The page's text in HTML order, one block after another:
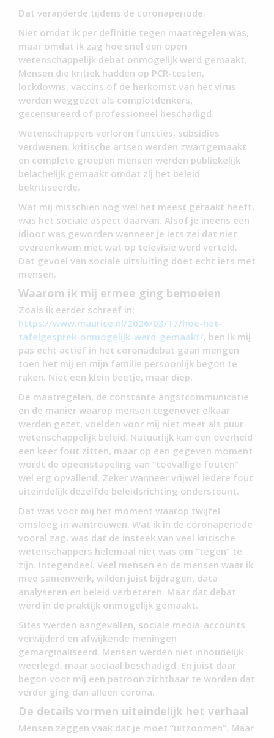
Dat veranderde tijdens de coronaperiode.
Niet omdat ik per definitie tegen maatregelen was,
maar omdat ik zag hoe snel een open
wetenschappelijk debat onmogelijk werd gemaakt.
Mensen die kritiek hadden op PCR-testen,
lockdowns, vaccins of de herkomst van het virus
werden weggezet als complotdenkers,
gecensureerd of professioneel beschadigd.
Wetenschappers verloren functies, subsidies
verdwenen, kritische artsen werden zwartgemaakt
en complete groepen mensen werden publiekelijk
belachelijk gemaakt omdat zij het beleid
bekritiseerde.
Wat mij misschien nog wel het meest geraakt heeft,
was het sociale aspect daarvan. Alsof je ineens een
idioot was geworden wanneer je iets zei dat niet
overeenkwam met wat op televisie werd verteld.
Dat gevoel van sociale uitsluiting doet echt iets met
mensen.
Waarom ik mij ermee ging bemoeien
Zoals ik eerder schreef in:
https://www.maurice.nl/2026/03/17/hoe-het-
tafelgesprek-onmogelijk-werd-gemaakt/, ben ik mij
pas echt actief in het coronadebat gaan mengen
toen het mij en mijn familie persoonlijk begon te
raken. Niet een klein beetje, maar diep.
De maatregelen, de constante angstcommunicatie
en de manier waarop mensen tegenover elkaar
werden gezet, voelden voor mij niet meer als puur
wetenschappelijk beleid. Natuurlijk kan een overheid
een keer fout zitten, maar op een gegeven moment
wordt de opeenstapeling van “toevallige fouten”
wel erg opvallend. Zeker wanneer vrijwel iedere fout
uiteindelijk dezelfde beleidsrichting ondersteunt.
Dat was voor mij het moment waarop twijfel
omsloeg in wantrouwen. Wat ik in de coronaperiode
vooral zag, was dat de insteek van veel kritische
wetenschappers helemaal niet was om “tegen” te
zijn. Integendeel. Veel mensen en de mensen waar ik
mee samenwerk, wilden juist bijdragen, data
analyseren en beleid verbeteren. Maar dat debat
werd in de praktijk onmogelijk gemaakt.
Sites werden aangevallen, sociale media-accounts
verwijderd en afwijkende meningen
gemarginaliseerd. Mensen werden niet inhoudelijk
weerlegd, maar sociaal beschadigd. En juist daar
begon voor mij een patroon zichtbaar te worden dat
verder ging dan alleen corona.
De details vormen uiteindelijk het verhaal
Mensen zeggen vaak dat je moet “uitzoomen”. Maar